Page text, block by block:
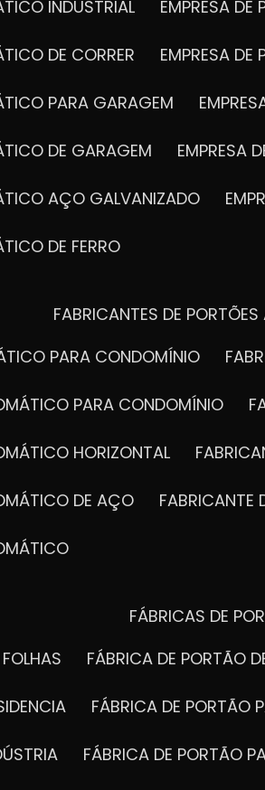
INDUSTRIAL
EMPRESA
DE CORRER EMPRESA
PARA GARAGEM
DE GARAGEM EMPRESA
AÇO GALVANIZADO
DE FERRO
FABRICANTES DE
PARA CONDOMÍNIO
PARA CONDOMÍNIO
HORIZONTAL
DE AÇO
FÁBRICAS DE
FÁBRICA DE PORTÃO
FÁBRICA DE PORTÃO
FÁBRICA DE PORTÃO